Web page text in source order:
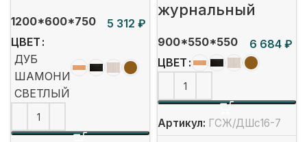
1200*600*750
₽
ЦВЕТ
ДУБ
ШАМОНИ
СВЕТЛЫЙ
журнальный
900*550*550
₽
ЦВЕТ
Артикул: ГСЖ/ДШс16-7